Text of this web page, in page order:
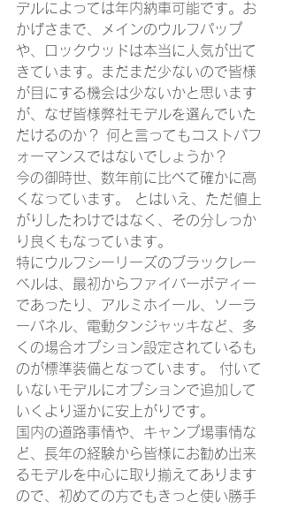
デルによっては年内納車可能です。お
かげさまで、メインのウルフパップ
や、ロックウッドは本当に人気が出て
きています。まだまだ少ないので皆様
が目にする機会は少ないかと思います
が、なぜ皆様弊社モデルを選んでいた
だけるのか？ 何と言ってもコストパフ
ォーマンスではないでしょうか？
今の御時世、数年前に比べて確かに高
くなっています。 とはいえ、ただ値上
がりしたわけではなく、その分しっか
り良くもなっています。
特にウルフシーリーズのブラックレー
ベルは、最初からファイバーボディー
であったり、アルミホイール、ソーラ
ーパネル、電動タンジャッキなど、多
くの場合オプション設定されているも
のが標準装備となっています。 付いて
いないモデルにオプションで追加して
いくより遥かに安上がりです。
国内の道路事情や、キャンプ場事情な
ど、長年の経験から皆様にお勧め出来
るモデルを中心に取り揃えてあります
ので、初めての方でもきっと使い勝手